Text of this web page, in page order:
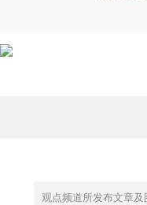
观点频道所发布文章